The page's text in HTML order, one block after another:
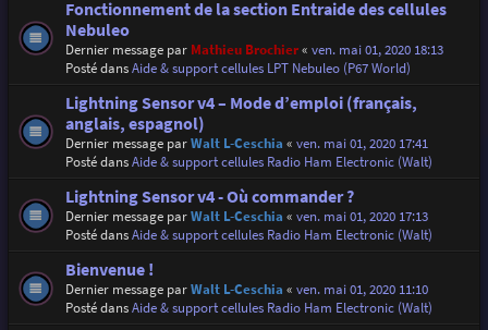
Fonctionnement de la section Entraide des cellules
Nebuleo
Dernier message par Mathieu Brochier« ven. mai 01, 2020 18:13
Posté dansAide & support cellules LPT Nebuleo (P67 World)
Lightning Sensor v4 – Mode d’emploi (français,
anglais, espagnol)
Dernier message parWalt L-Ceschia « ven. mai 01, 2020 17:41
Posté dansAide & support cellules Radio Ham Electronic (Walt)
Lightning Sensor v4 - Où commander ?
Dernier message parWalt L-Ceschia « ven. mai 01, 2020 17:13
Posté dansAide & support cellules Radio Ham Electronic (Walt)
Bienvenue !
Dernier message parWalt L-Ceschia « ven. mai 01, 2020 11:10
Posté dansAide & support cellules Radio Ham Electronic (Walt)